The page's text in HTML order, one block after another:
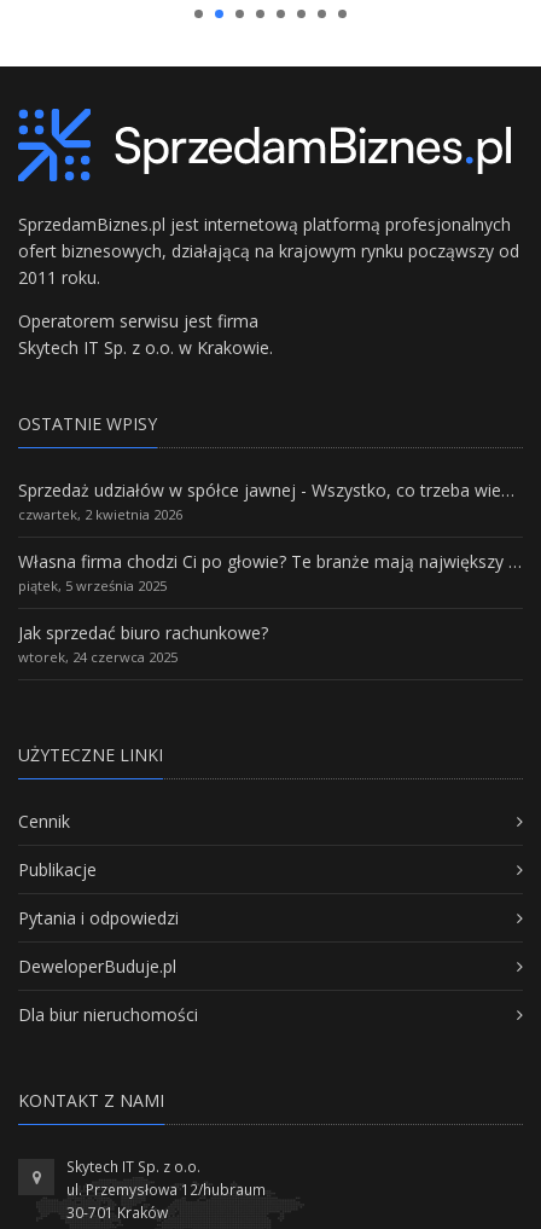
SprzedamBiznes.pl jest internetową platformą profesjonalnych
ofert biznesowych, działającą na krajowym rynku począwszy od
2011 roku.
Operatorem serwisu jest firma
Skytech IT Sp. z o.o. w Krakowie.
OSTATNIE WPISY
Sprzedaż udziałów w spółce jawnej - Wszystko, co trzeba wiedzieć.
czwartek, 2 kwietnia 2026
Własna firma chodzi Ci po głowie? Te branże mają największy potencjał rozwoju
piątek, 5 września 2025
Jak sprzedać biuro rachunkowe?
wtorek, 24 czerwca 2025
UŻYTECZNE LINKI
Cennik
Publikacje
Pytania i odpowiedzi
DeweloperBuduje.pl
Dla biur nieruchomości
KONTAKT Z NAMI
Skytech IT Sp. z o.o.
ul. Przemysłowa 12/hubraum
30-701 Kraków